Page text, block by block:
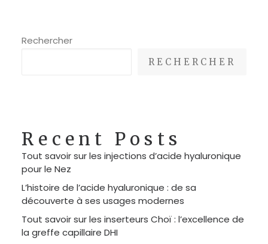
Rechercher
RECHERCHER
Recent Posts
Tout savoir sur les injections d’acide hyaluronique
pour le Nez
L’histoire de l’acide hyaluronique : de sa
découverte à ses usages modernes
Tout savoir sur les inserteurs Choï : l’excellence de
la greffe capillaire DHI